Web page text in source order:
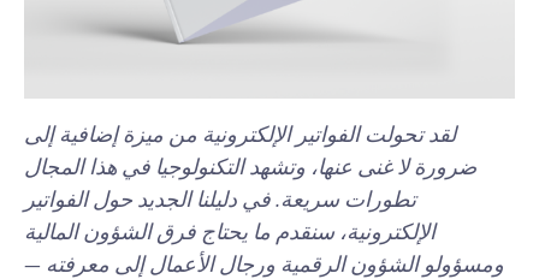
لقد تحولت الفواتير الإلكترونية من ميزة إضافية إلى
ضرورة لا غنى عنها، وتشهد التكنولوجيا في هذا المجال
تطورات سريعة. في دليلنا الجديد حول الفواتير
الإلكترونية، سنقدم ما يحتاج فرق الشؤون المالية
ومسؤولو الشؤون الرقمية ورجال الأعمال إلى معرفته —